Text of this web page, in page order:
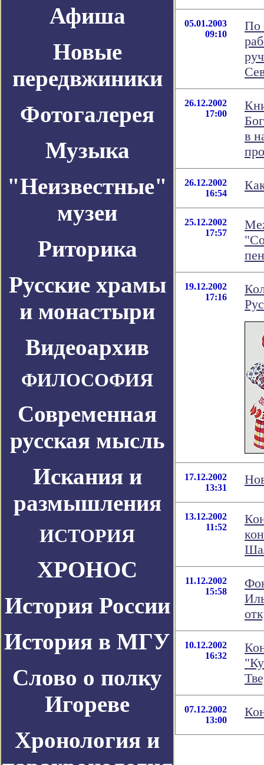
Афиша
Новые
передвжиники
Фотогалерея
Музыка
"Неизвестные"
музеи
Риторика
Русские храмы
и монастыри
Видеоархив
ФИЛОСОФИЯ
Современная
русская мысль
Искания и
размышления
ИСТОРИЯ
ХРОНОС
История России
История в МГУ
Слово о полку
Игореве
Хронология и
05.01.2003
09:10
По
26.12.2002
17:00
в
26.12.2002
16:54
25.12.2002
17:57
19.12.2002
17:16
17.12.2002
13:31
13.12.2002
11:52
11.12.2002
15:58
10.12.2002
16:32
07.12.2002
13:00